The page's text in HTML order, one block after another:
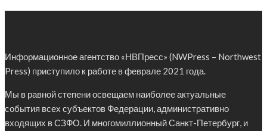
Информационное агентство «НВПресс» (NWPress – Northwest
Press) приступило к работе в феврале 2021 года.
Мы в равной степени освещаем наиболее актуальные
события всех субъектов Федерации, административно
входящих в СЗФО. И многомиллионный Санкт-Петербург, и